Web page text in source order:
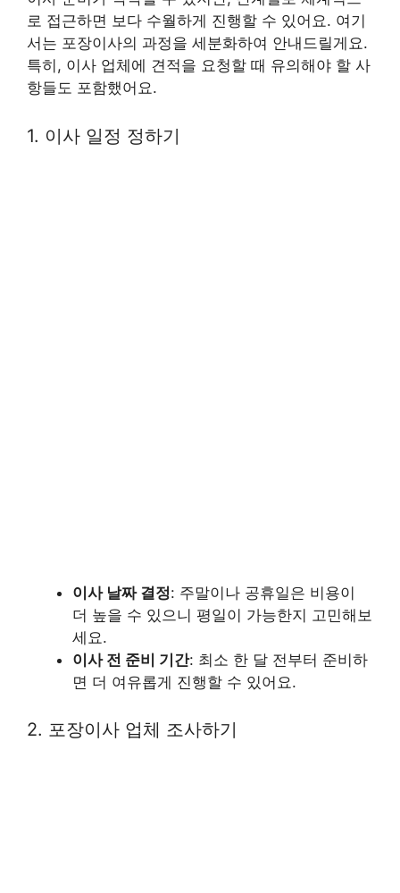
로 접근하면 보다 수월하게 진행할 수 있어요. 여기
서는 포장이사의 과정을 세분화하여 안내드릴게요.
특히, 이사 업체에 견적을 요청할 때 유의해야 할 사
항들도 포함했어요.
1. 이사 일정 정하기
이사 날짜 결정: 주말이나 공휴일은 비용이
더 높을 수 있으니 평일이 가능한지 고민해보
세요.
이사 전 준비 기간: 최소 한 달 전부터 준비하
면 더 여유롭게 진행할 수 있어요.
2. 포장이사 업체 조사하기